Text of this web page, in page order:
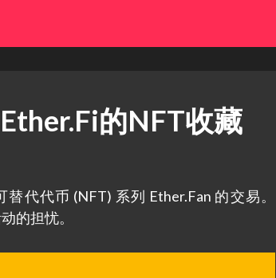
的NFT收藏
代代币 (NFT) 系列 Ether.Fan 的交易。
的担忧。